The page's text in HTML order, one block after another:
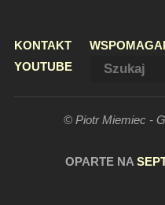
KONTAKT
YOUTUBE
© Piotr Miemiec -
OPARTE NA